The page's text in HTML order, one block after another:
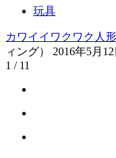
玩具
カワイイ ワクワク 人形
ィング）
2016年5月12
1 / 11